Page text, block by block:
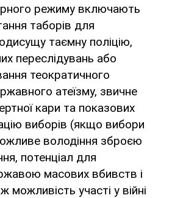
режиму включають
таборів для
таємну поліцію,
переслідувань або
теократичного
атеїзму, звичне
кари та показових
виборів (якщо вибори
володіння зброєю
потенціал для
масових вбивств і
можливість участі у війні